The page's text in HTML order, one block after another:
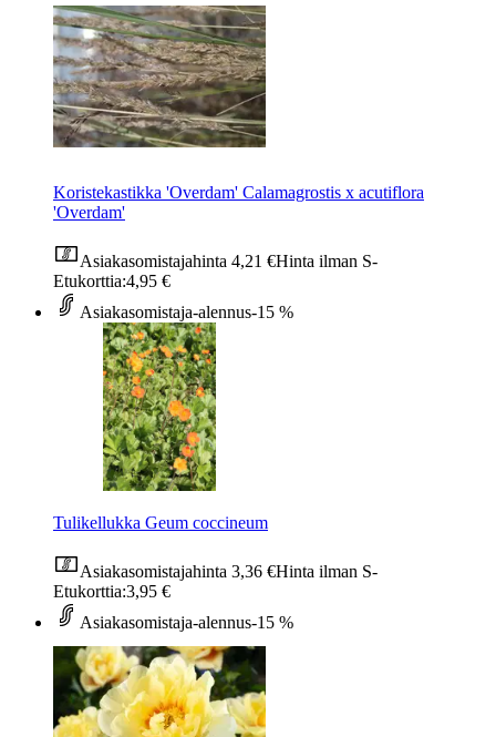
Koristekastikka 'Overdam' Calamagrostis x acutiflora
'Overdam'
Asiakasomistajahinta 4,21 €Hinta ilman S-
Etukorttia:4,95 €
Asiakasomistaja-alennus-15 %
Tulikellukka Geum coccineum
Asiakasomistajahinta 3,36 €Hinta ilman S-
Etukorttia:3,95 €
Asiakasomistaja-alennus-15 %